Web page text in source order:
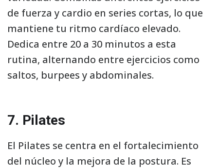
de fuerza y cardio en series cortas, lo que
mantiene tu ritmo cardíaco elevado.
Dedica entre 20 a 30 minutos a esta
rutina, alternando entre ejercicios como
saltos, burpees y abdominales.
7. Pilates
El Pilates se centra en el fortalecimiento
del núcleo y la mejora de la postura. Es